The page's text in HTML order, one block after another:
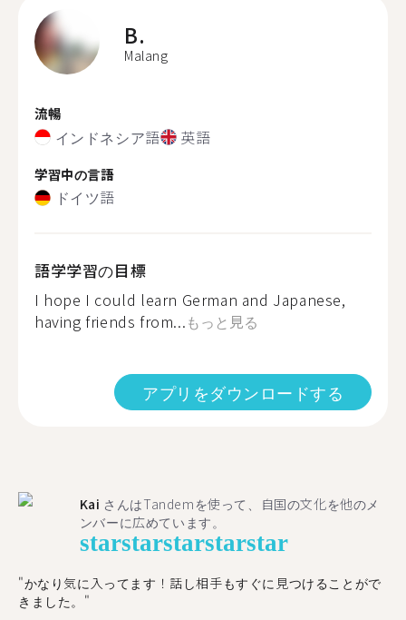
B.
Malang
流暢
インドネシア語 英語
学習中の言語
ドイツ語
語学学習の目標
I hope I could learn German and Japanese,
having friends from...もっと見る
アプリをダウンロードする
Kai さんはTandemを使って、自国の文化を他のメ
ンバーに広めています。
starstarstarstarstar
"かなり気に入ってます！話し相手もすぐに見つけることがで
きました。"